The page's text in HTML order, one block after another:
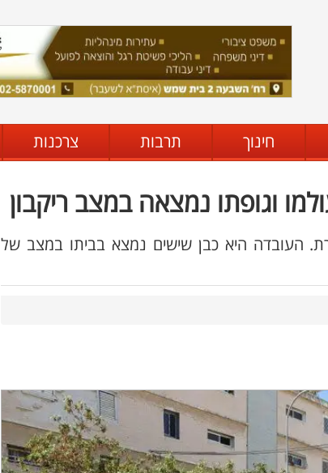
חינוך תרבות צרכנות
וגופתו נמצאה במצב ריקבון
העובדה היא כבן שישים נמצא בביתו במצב של